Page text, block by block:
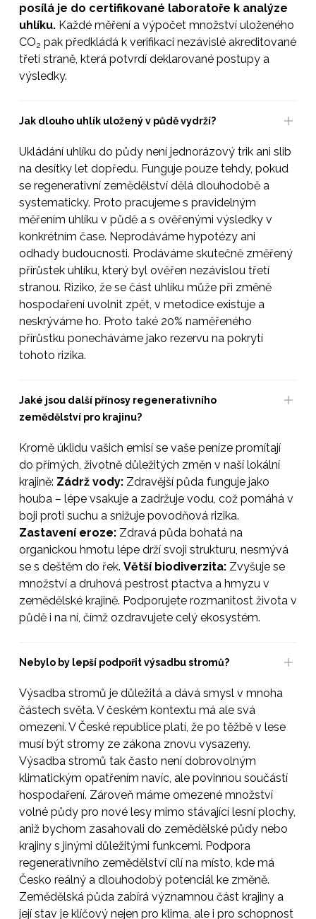
posílá je do certifikované laboratoře k analýze
uhlíku. Každé měření a výpočet množství uloženého
CO2 pak předkládá k verifikaci nezávislé akreditované
třetí straně, která potvrdí deklarované postupy a
výsledky.
Jak dlouho uhlík uložený v půdě vydrží?
Ukládání uhlíku do půdy není jednorázový trik ani slib
na desítky let dopředu. Funguje pouze tehdy, pokud
se regenerativní zemědělství dělá dlouhodobě a
systematicky. Proto pracujeme s pravidelným
měřením uhlíku v půdě a s ověřenými výsledky v
konkrétním čase. Neprodáváme hypotézy ani
odhady budoucnosti. Prodáváme skutečně změřený
přírůstek uhlíku, který byl ověřen nezávislou třetí
stranou. Riziko, že se část uhlíku může při změně
hospodaření uvolnit zpět, v metodice existuje a
neskrýváme ho. Proto také 20% naměřeného
přírůstku ponecháváme jako rezervu na pokrytí
tohoto rizika.
Jaké jsou další přínosy regenerativního
zemědělství pro krajinu?
Kromě úklidu vašich emisí se vaše peníze promítají
do přímých, životně důležitých změn v naší lokální
krajině: Zádrž vody:Zdravější půda funguje jako
houba – lépe vsakuje a zadržuje vodu, což pomáhá v
boji proti suchu a snižuje povodňová rizika.
Zastavení eroze:Zdravá půda bohatá na
organickou hmotu lépe drží svoji strukturu, nesmývá
se s deštěm do řek. Větší biodiverzita:Zvyšuje se
množství a druhová pestrost ptactva a hmyzu v
zemědělské krajině. Podporujete rozmanitost života v
půdě i na ní, čímž ozdravujete celý ekosystém.
Nebylo by lepší podpořit výsadbu stromů?
Výsadba stromů je důležitá a dává smysl v mnoha
částech světa. V českém kontextu má ale svá
omezení. V České republice platí, že po těžbě v lese
musí být stromy ze zákona znovu vysazeny.
Výsadba stromů tak často není dobrovolným
klimatickým opatřením navíc, ale povinnou součástí
hospodaření. Zároveň máme omezené množství
volné půdy pro nové lesy mimo stávající lesní plochy,
aniž bychom zasahovali do zemědělské půdy nebo
krajiny s jinými důležitými funkcemi. Podpora
regenerativního zemědělství cílí na místo, kde má
Česko reálný a dlouhodobý potenciál ke změně.
Zemědělská půda zabírá významnou část krajiny a
její stav je klíčový nejen pro klima, ale i pro schopnost